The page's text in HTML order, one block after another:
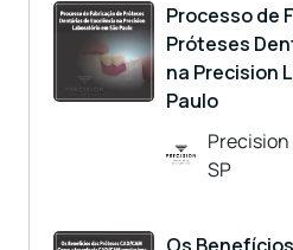
Processo de
Próteses
na Precision
Paulo
Precision
SP